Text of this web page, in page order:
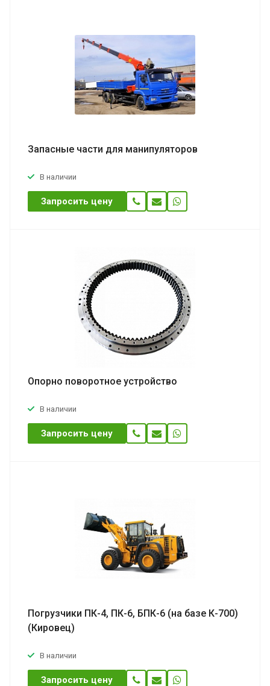
Запасные части для манипуляторов
В наличии
Запросить цену
Опорно поворотное устройство
В наличии
Запросить цену
Погрузчики ПК-4, ПК-6, БПК-6 (на базе К-700)
(Кировец)
В наличии
Запросить цену